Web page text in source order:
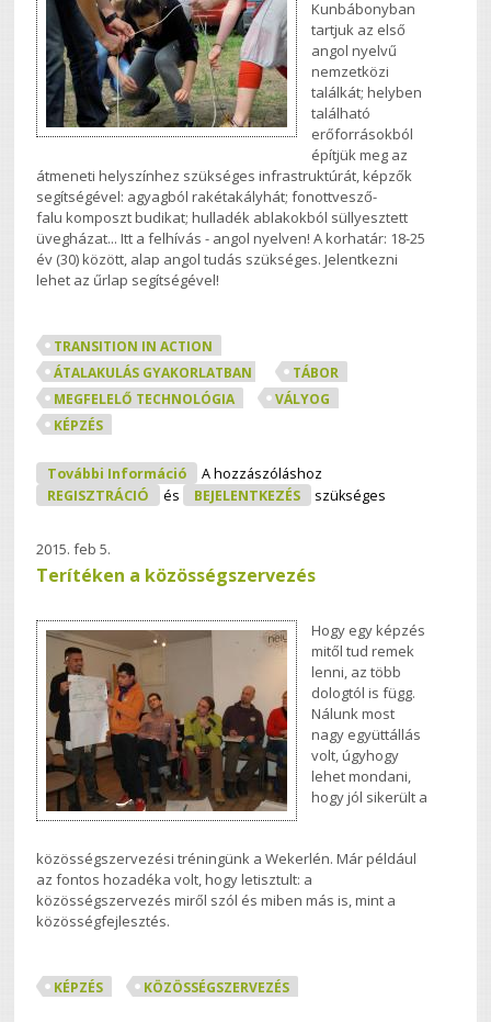
Kunbábonyban
tartjuk az első
angol nyelvű
nemzetközi
találkát; helyben
található
erőforrásokból
építjük meg az
átmeneti helyszínhez szükséges infrastruktúrát, képzők
segítségével: agyagból rakétakályhát; fonottvesző-
falu komposzt budikat; hulladék ablakokból süllyesztett
üvegházat... Itt a felhívás - angol nyelven! A korhatár: 18-25
év (30) között, alap angol tudás szükséges. Jelentkezni
lehet az űrlap segítségével!
TRANSITION IN ACTION
ÁTALAKULÁS GYAKORLATBAN
TÁBOR
MEGFELELŐ TECHNOLÓGIA
VÁLYOG
KÉPZÉS
További Információ 07.21-08.02: Transition In Action Camp /
Átalakulás Gyakorlatban Nyári
Találkozó Tartalommal Kapcsolatosan
A hozzászóláshoz
REGISZTRÁCIÓ
és BEJELENTKEZÉS szükséges
2015. feb 5.
Terítéken a közösségszervezés
Hogy egy képzés
mitől tud remek
lenni, az több
dologtól is függ.
Nálunk most
nagy együttállás
volt, úgyhogy
lehet mondani,
hogy jól sikerült a
közösségszervezési tréningünk a Wekerlén. Már például
az fontos hozadéka volt, hogy letisztult: a
közösségszervezés miről szól és miben más is, mint a
közösségfejlesztés.
KÉPZÉS KÖZÖSSÉGSZERVEZÉS